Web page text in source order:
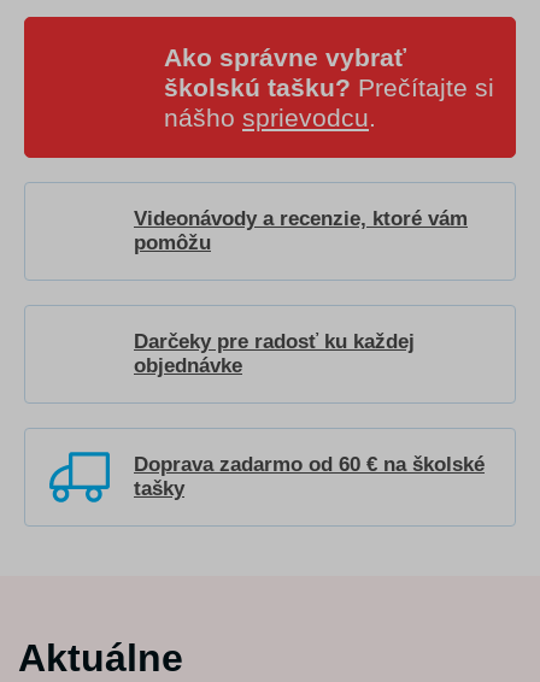
Ako správne vybrať
školskú tašku? Prečítajte si
nášho sprievodcu.
Videonávody a recenzie, ktoré vám
pomôžu
Darčeky pre radosť ku každej
objednávke
Doprava zadarmo od 60 € na školské
tašky
Aktuálne